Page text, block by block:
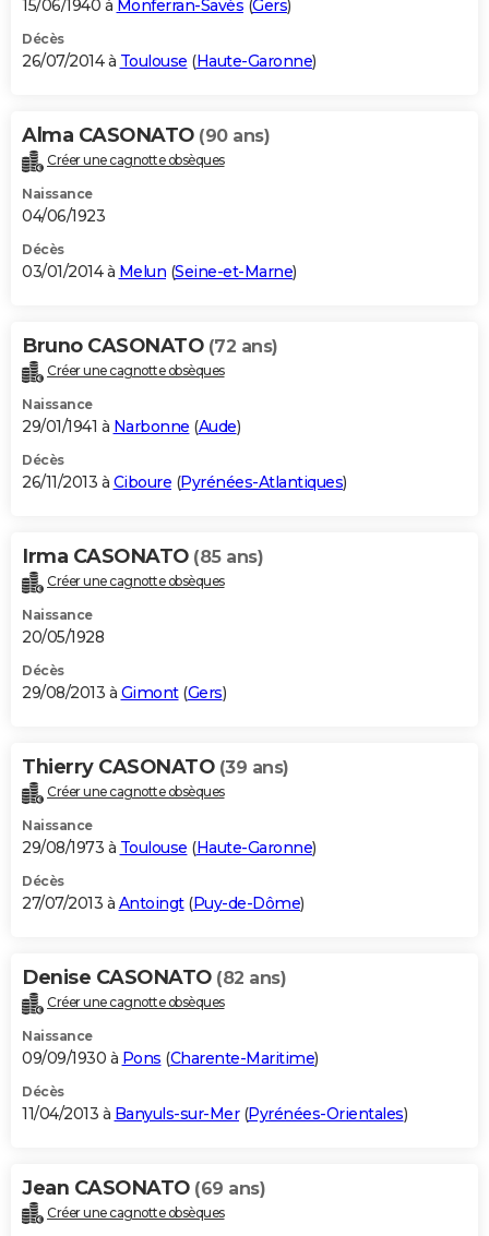
15/06/1940 à Monferran-Savès (Gers)
Décès
26/07/2014 à Toulouse (Haute-Garonne)
Alma CASONATO (90 ans)
Créer une cagnotte obsèques
Naissance
04/06/1923
Décès
03/01/2014 à Melun (Seine-et-Marne)
Bruno CASONATO (72 ans)
Créer une cagnotte obsèques
Naissance
29/01/1941 à Narbonne (Aude)
Décès
26/11/2013 à Ciboure (Pyrénées-Atlantiques)
Irma CASONATO (85 ans)
Créer une cagnotte obsèques
Naissance
20/05/1928
Décès
29/08/2013 à Gimont(Gers)
Thierry CASONATO (39 ans)
Créer une cagnotte obsèques
Naissance
29/08/1973 à Toulouse (Haute-Garonne)
Décès
27/07/2013 à Antoingt(Puy-de-Dôme)
Denise CASONATO (82 ans)
Créer une cagnotte obsèques
Naissance
09/09/1930 à Pons (Charente-Maritime)
Décès
11/04/2013 à Banyuls-sur-Mer(Pyrénées-Orientales)
Jean CASONATO (69 ans)
Créer une cagnotte obsèques